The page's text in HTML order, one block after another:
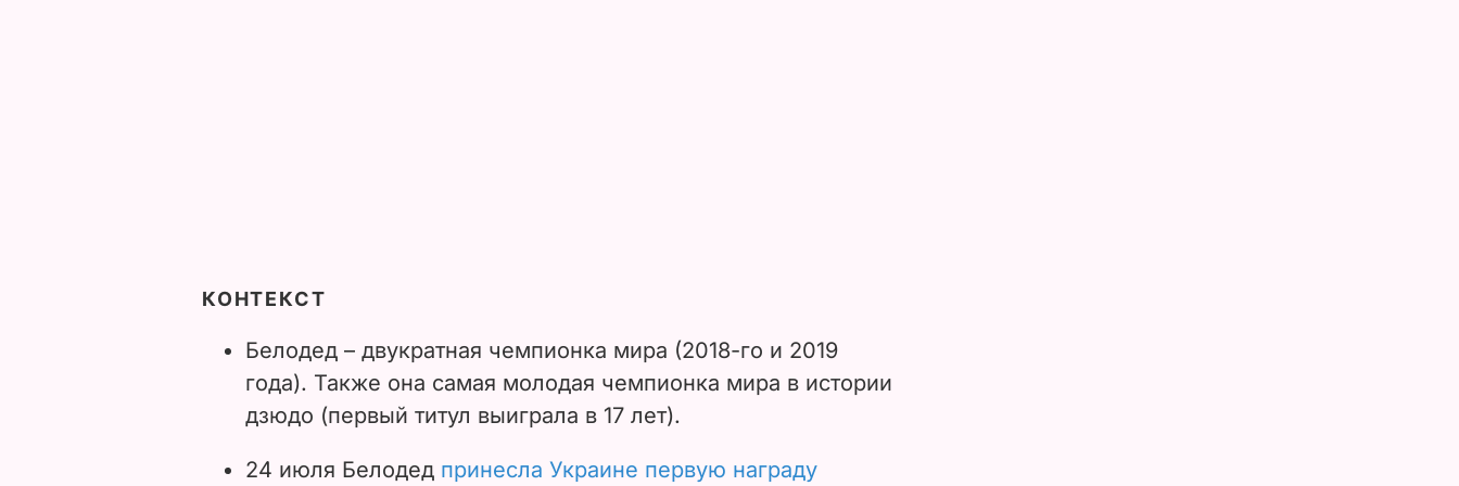
КОНТЕКСТ
Белодед – двукратная чемпионка мира (2018-го и 2019
года). Также она самая молодая чемпионка мира в истории
дзюдо (первый титул выиграла в 17 лет).
24 июля Белодед принесла Украине первую награду